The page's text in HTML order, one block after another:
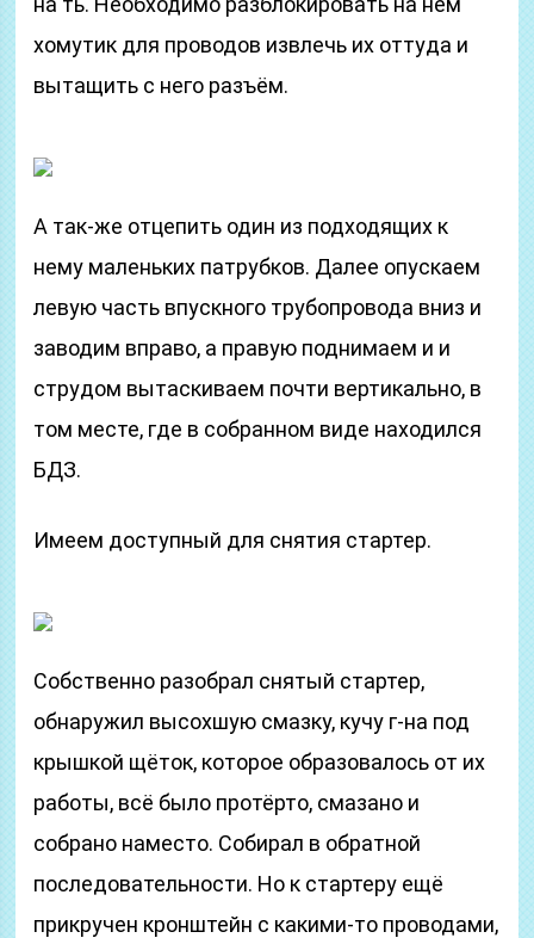
хомутик для проводов извлечь их оттуда и
вытащить с него разъём.
А так-же отцепить один из подходящих к
нему маленьких патрубков. Далее опускаем
левую часть впускного трубопровода вниз и
заводим вправо, а правую поднимаем и и
струдом вытаскиваем почти вертикально, в
том месте, где в собранном виде находился
БДЗ.
Имеем доступный для снятия стартер.
Собственно разобрал снятый стартер,
обнаружил высохшую смазку, кучу г-на под
крышкой щёток, которое образовалось от их
работы, всё было протёрто, смазано и
собрано наместо. Собирал в обратной
последовательности. Но к стартеру ещё
прикручен кронштейн с какими-то проводами,